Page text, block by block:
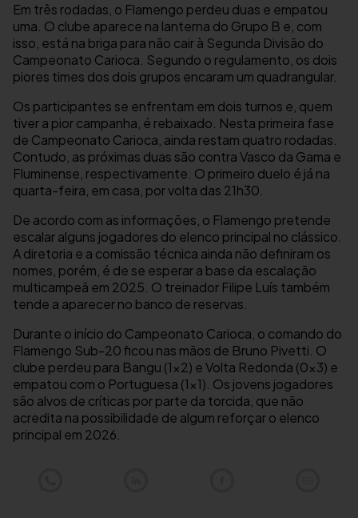
Em três rodadas, o Flamengo perdeu duas e empatou
uma. O clube aparece na lanterna do Grupo B e, com
isso, está na briga para não cair à Segunda Divisão do
Campeonato Carioca. Segundo o regulamento, os dois
piores times dos dois grupos encaram um quadrangular.
Os participantes se enfrentam em dois turnos e, quem
tiver a pior campanha, é rebaixado. Nesta primeira fase
de Campeonato Carioca, ainda restam quatro rodadas.
Contudo, as próximas duas são contra Vasco da Gama e
Fluminense, respectivamente. O primeiro duelo é já na
quarta-feira, em casa, por volta das 21h30.
De acordo com as informações, o Flamengo pretende
escalar alguns jogadores do elenco principal no clássico.
A diretoria e a comissão técnica ainda não definiram os
nomes, porém, é de se esperar a base da escalação
multicampeã em 2025. O treinador Filipe Luís também
tende a aparecer no banco de reservas.
Durante o início do Campeonato Carioca, o comando do
Flamengo Sub-20 ficou nas mãos de Bruno Pivetti. O
clube perdeu para Bangu (1×2) e Volta Redonda (0x3) e
empatou com o Portuguesa (1×1). Os jovens jogadores
são alvos de críticas por parte da torcida, que não
acredita na possibilidade de algum reforçar o elenco
principal em 2026.